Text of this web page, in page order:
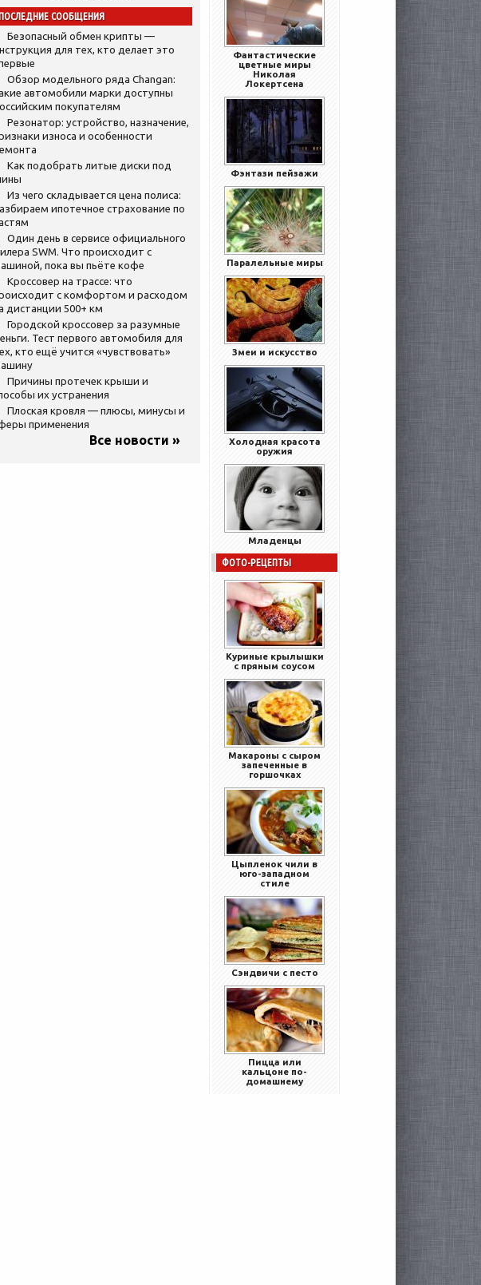
ПОСЛЕДНИЕ СООБЩЕНИЯ
Безопасный обмен крипты —
для тех, кто делает это
Обзор модельного ряда Changan:
автомобили марки доступны
покупателям
Резонатор: устройство, назначение,
износа и особенности
Как подобрать литые диски под
Из чего складывается цена полиса:
ипотечное страхование по
Один день в сервисе официального
SWM. Что происходит с
пока вы пьёте кофе
Кроссовер на трассе: что
с комфортом и расходом
дистанции 500+ км
Городской кроссовер за разумные
Тест первого автомобиля для
кто ещё учится «чувствовать»
Причины протечек крыши и
их устранения
Плоская кровля — плюсы, минусы и
применения
Все новости »
Фантастические
цветные миры
Николая
Локертсена
Фэнтази пейзажи
Паралельные миры
Змеи и искусство
Холодная красота
оружия
Младенцы
ФОТО-РЕЦЕПТЫ
Куриные крылышки
с пряным соусом
Макароны с сыром
запеченные в
горшочках
Цыпленок чили в
юго-западном
стиле
Сэндвичи с песто
Пицца или
кальцоне по-
домашнему